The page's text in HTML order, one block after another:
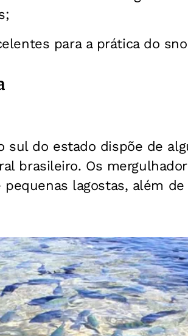
para a prática do
sul do estado dispõe de
brasileiro. Os
lagostas, além de